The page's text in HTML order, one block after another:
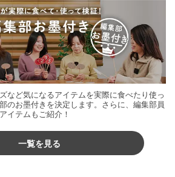
など気になるアイテムを実際に食べたり使っ
のお墨付きを決定します。さらに、編集部員
イテムもご紹介！
一覧を見る